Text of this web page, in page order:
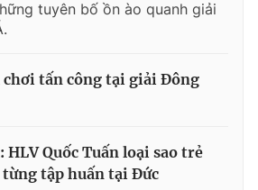
tuyên bố ồn ào quanh giải
chơi tấn công tại giải Đông
HLV Quốc Tuấn loại sao trẻ
từng tập huấn tại Đức